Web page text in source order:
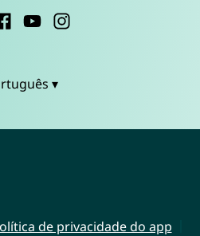
▾
de privacidade do app